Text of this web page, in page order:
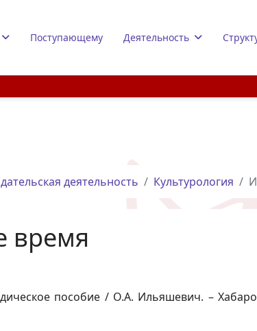
Поступающему Деятельность
деятельность Культурология
время
пособие / О.А. Ильяшевич. –